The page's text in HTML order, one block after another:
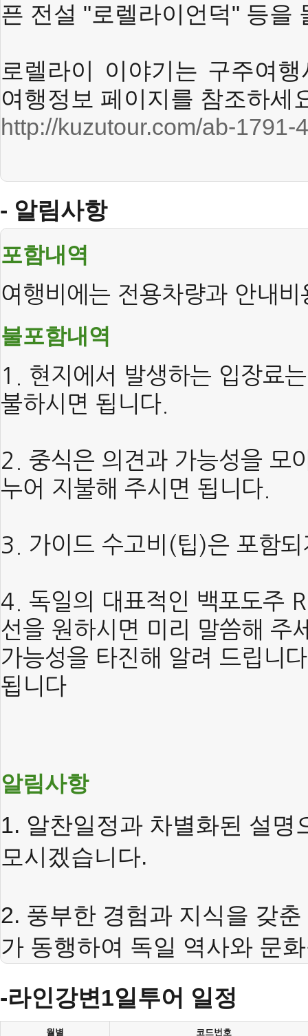
픈 전설 "로렐라이언덕" 등을
로렐라이 이야기는 구주여
여행정보 페이지를 참조하세
http://kuzutour.com/ab-1791-4
- 알림사항
포함내역
여행비에는 전용차량과 안내
불포함내역
1. 현지에서 발생하는 입장료
불하시면 됩니다.
2. 중식은 의견과 가능성을 모
누어 지불해 주시면 됩니다.
3. 가이드 수고비(팁)은 포함
4. 독일의 대표적인 백포도주
선을 원하시면 미리 말씀해 주
가능성을 타진해 알려 드립니
됩니다
알림사항
1. 알찬일정과 차별화된 설명
모시겠습니다.
2. 풍부한 경험과 지식을 갖춘
가 동행하여 독일 역사와 문
-라인강변1일투어 일정
월별 코드번호